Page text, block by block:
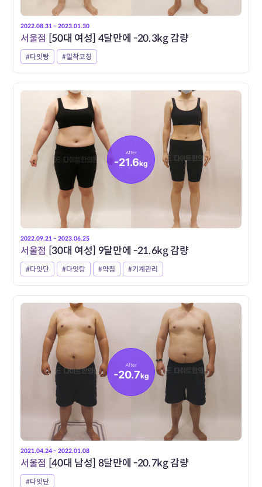
2022.08.31 ~ 2023.01.30
서울점 [50대 여성] 4달만에 -20.3kg 감량
#다잇탕 #밀착코칭
After
-21.6kg
2022.09.21 ~ 2023.06.25
서울점 [30대 여성] 9달만에 -21.6kg 감량
#다잇단 #다잇탕 #약침 #기계관리
After
-20.7kg
2021.04.24 ~ 2022.01.08
서울점 [40대 남성] 8달만에 -20.7kg 감량
#다잇단